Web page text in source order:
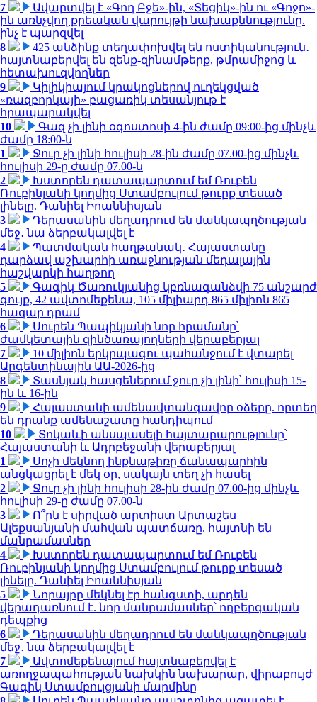
7
Ավարտվել է «Գող Բջե»-ին, «Տեցիկ»-ին ու «Գոջո»-
ին առնչվող քրեական վարույթի նախաքննությունը.
ինչ է պարզվել
8
425 անձինք տեղափոխվել են ոստիկանություն․
հայտնաբերվել են զենք-զինամթերք, թմրամիջոց և
հետախուզվողներ
9
Կիլիկիայում կրակոցներով ուղեկցված
«ռազբորկայի» բացառիկ տեսանյութ է
հրապարակվել
10
Գազ չի լինի օգոստոսի 4-ին ժամը 09:00-ից մինչև
ժամը 18:00-ն
1
Ջուր չի լինի հուլիսի 28-ին ժամը 07.00-ից մինչև
հուլիսի 29-ը ժամը 07.00-ն
2
Խստորեն դատապարտում եմ Ռուբեն
Ռուբինյանի կողմից Ստամբուլում թուրք տեսած
լինելը. Դանիել Իոաննիսյան
3
Դերասանին մեղադրում են մանկապղծության
մեջ․ նա ձերբակալվել է
4
Պատմական հաղթանակ․ Հայաստանը
դարձավ աշխարհի առաջնության մեդալային
հաշվարկի հաղթող
5
Գագիկ Ծառուկյանից կբռնագանձվի 75 անշարժ
գույք, 42 ավտոմեքենա, 105 միլիարդ 865 միլիոն 865
հազար դրամ
6
Սուրեն Պապիկյանի նոր հրամանը՝
ժամկետային զինծառայողների վերաբերյալ
7
10 միլիոն երկրպագու պահանջում է վտարել
Արգենտինային ԱԱ-2026-ից
8
Տասնյակ հասցեներում ջուր չի լինի՝ հուլիսի 15-
ին և 16-ին
9
Հայաստանի ամենավտանգավոր օձերը. որտեղ
են դրանք ամենաշատը հանդիպում
10
Տոկաևի անսպասելի հայտարարությունը՝
Հայաստանի և Ադրբեջանի վերաբերյալ
1
Սոչի մեկնող ինքնաթիռը ճանապարհին
անցկացրել է մեկ օր, սակայն տեղ չի հասել
2
Ջուր չի լինի հուլիսի 28-ին ժամը 07.00-ից մինչև
հուլիսի 29-ը ժամը 07.00-ն
3
Ո՞րն է սիրված արտիստ Արտաշես
Ալեքսանյանի մահվան պատճառը. հայտնի են
մանրամասներ
4
Խստորեն դատապարտում եմ Ռուբեն
Ռուբինյանի կողմից Ստամբուլում թուրք տեսած
լինելը. Դանիել Իոաննիսյան
5
Նորայրը մեկնել էր հանգստի, արդեն
վերադառնում է. նոր մանրամասներ՝ ողբերգական
դեպքից
6
Դերասանին մեղադրում են մանկապղծության
մեջ․ նա ձերբակալվել է
7
Ավտոմեքենայում հայտնաբերվել է
առողջապահության նախկին նախարար, վիրաբույժ
Գագիկ Ստամբուլցյանի մարմինը